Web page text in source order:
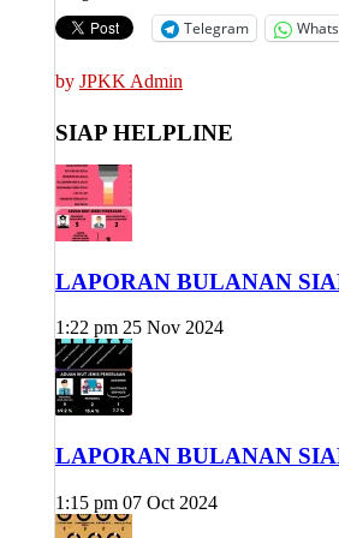
Telegram
by JPKK Admin
SIAP HELPLINE
LAPORAN BULANAN
1:22 pm 25 Nov 2024
LAPORAN BULANAN
1:15 pm 07 Oct 2024